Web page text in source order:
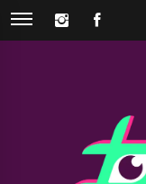
Skip
INSTAGRAM